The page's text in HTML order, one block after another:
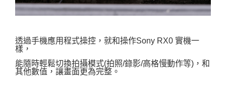
透過手機應用程式操控，就和操作Sony RX0 實機一
樣，
能隨時輕鬆切換拍攝模式(拍照/錄影/高格慢動作等)，和
其他數值，讓畫面更為完整。